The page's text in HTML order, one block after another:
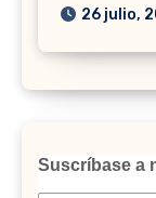
26 julio,
Suscríbase a